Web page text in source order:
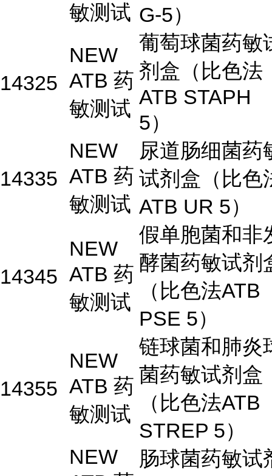
敏测试 G-5）
14325
NEW
ATB 药
敏测试
葡萄球菌药敏
剂盒（比色法
ATB STAPH
5）
14335
NEW
ATB 药
敏测试
尿道肠细菌药
试剂盒（比色
ATB UR 5）
14345
NEW
ATB 药
敏测试
假单胞菌和非
酵菌药敏试剂
（比色法ATB
PSE 5）
14355
NEW
ATB 药
敏测试
链球菌和肺炎
菌药敏试剂盒
（比色法ATB
STREP 5）
NEW
肠球菌药敏试